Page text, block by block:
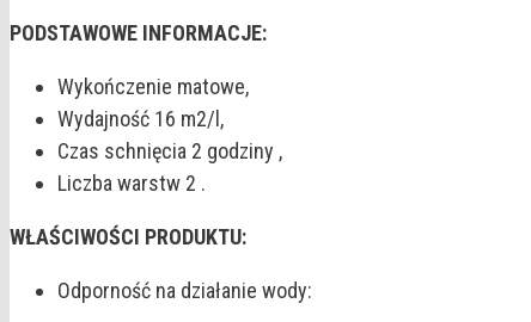
PODSTAWOWE INFORMACJE:
Wykończenie matowe,
Wydajność 16 m2/l,
Czas schnięcia 2 godziny ,
Liczba warstw 2 .
WŁAŚCIWOŚCI PRODUKTU:
Odporność na działanie wody: